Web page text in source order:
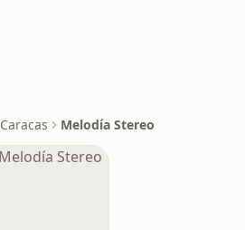
Caracas Melodía Stereo